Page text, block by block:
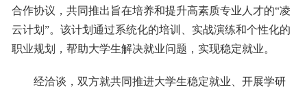
合作协议，共同推出旨在培养和提升高素质专业人才的“凌
云计划”。该计划通过系统化的培训、实战演练和个性化的
职业规划，帮助大学生解决就业问题，实现稳定就业。
经洽谈，双方就共同推进大学生稳定就业、开展学研